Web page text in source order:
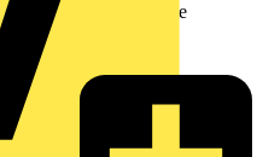
Sie stets aktuelle